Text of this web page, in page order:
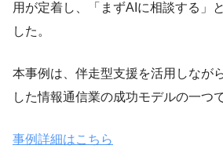
用が定着し、「まずAIに相談する」
した。
本事例は、伴走型支援を活用しなが
した情報通信業の成功モデルの一つで
事例詳細はこちら